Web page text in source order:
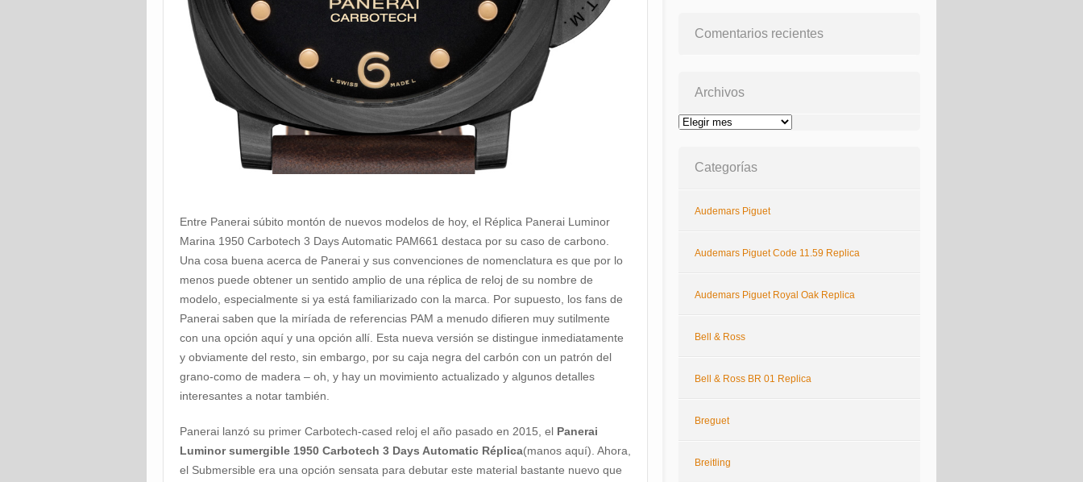
Entre Panerai súbito montón de nuevos modelos de hoy, el Réplica Panerai Luminor
Marina 1950 Carbotech 3 Days Automatic PAM661 destaca por su caso de carbono.
Una cosa buena acerca de Panerai y sus convenciones de nomenclatura es que por lo
menos puede obtener un sentido amplio de una réplica de reloj de su nombre de
modelo, especialmente si ya está familiarizado con la marca. Por supuesto, los fans de
Panerai saben que la miríada de referencias PAM a menudo difieren muy sutilmente
con una opción aquí y una opción allí. Esta nueva versión se distingue inmediatamente
y obviamente del resto, sin embargo, por su caja negra del carbón con un patrón del
grano-como de madera – oh, y hay un movimiento actualizado y algunos detalles
interesantes a notar también.
Panerai lanzó su primer Carbotech-cased reloj el año pasado en 2015, el Panerai
Luminor sumergible 1950 Carbotech 3 Days Automatic Réplica(manos aquí). Ahora,
el Submersible era una opción sensata para debutar este material bastante nuevo que
Comentarios recientes
Archivos
Archivos
Categorías
Audemars Piguet
Audemars Piguet Code 11.59 Replica
Audemars Piguet Royal Oak Replica
Bell & Ross
Bell & Ross BR 01 Replica
Breguet
Breitling